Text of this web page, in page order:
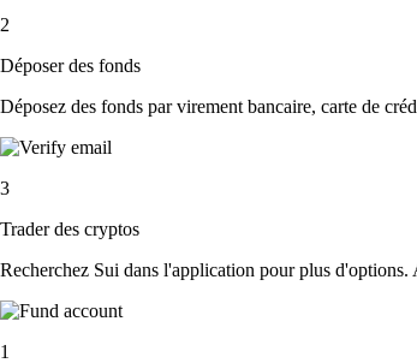
2
Déposer des fonds
Déposez des fonds par virement bancaire, carte de
3
Trader des cryptos
Recherchez Sui dans l'application pour plus
1